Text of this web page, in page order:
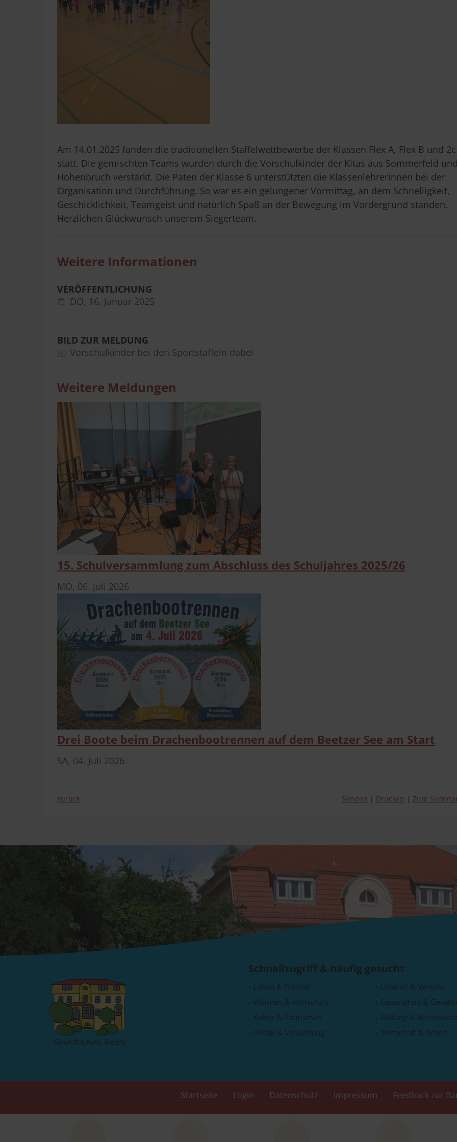
Am 14.01.2025 fanden die traditionellen Staffelwettbewerbe der Klassen Flex A, Flex B und 2c
statt. Die gemischten Teams wurden durch die Vorschulkinder der Kitas aus Sommerfeld und
Hohenbruch verstärkt. Die Paten der Klasse 6 unterstützten die Klassenlehrerinnen bei der
Organisation und Durchführung. So war es ein gelungener Vormittag, an dem Schnelligkeit,
Geschicklichkeit, Teamgeist und natürlich Spaß an der Bewegung im Vordergrund standen.
Herzlichen Glückwunsch unserem Siegerteam.
Weitere Informationen
VERÖFFENTLICHUNG
DO, 16. Januar 2025
BILD ZUR MELDUNG
Vorschulkinder bei den Sportstaffeln dabei
Weitere Meldungen
15. Schulversammlung zum Abschluss des Schuljahres 2025/26
MO, 06. Juli 2026
Drei Boote beim Drachenbootrennen auf dem Beetzer See am Start
SA, 04. Juli 2026
zurück Senden Drucken Zum
Schnellzugriff & häufig gesucht
› Leben & Freizeit
› Wohnen & Wirtschaft
› Kultur & Tourismus
› Politik & Verwaltung
› Umwelt & Verkehr
› Gesundheit &
› Bildung &
› Wirtschaft & Arbeit
Startseite Login Datenschutz Impressum Feedback zur